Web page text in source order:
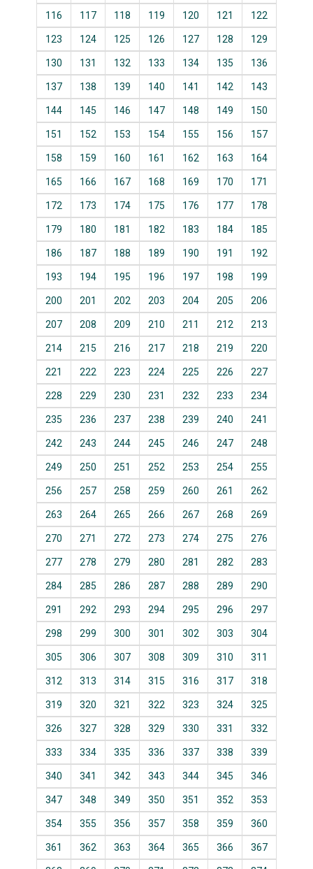
116 117 118 119 120 121 122
123 124 125 126 127 128 129
130 131 132 133 134 135 136
137 138 139 140 141 142 143
144 145 146 147 148 149 150
151 152 153 154 155 156 157
158 159 160 161 162 163 164
165 166 167 168 169 170 171
172 173 174 175 176 177 178
179 180 181 182 183 184 185
186 187 188 189 190 191 192
193 194 195 196 197 198 199
200 201 202 203 204 205 206
207 208 209 210 211 212 213
214 215 216 217 218 219 220
221 222 223 224 225 226 227
228 229 230 231 232 233 234
235 236 237 238 239 240 241
242 243 244 245 246 247 248
249 250 251 252 253 254 255
256 257 258 259 260 261 262
263 264 265 266 267 268 269
270 271 272 273 274 275 276
277 278 279 280 281 282 283
284 285 286 287 288 289 290
291 292 293 294 295 296 297
298 299 300 301 302 303 304
305 306 307 308 309 310 311
312 313 314 315 316 317 318
319 320 321 322 323 324 325
326 327 328 329 330 331 332
333 334 335 336 337 338 339
340 341 342 343 344 345 346
347 348 349 350 351 352 353
354 355 356 357 358 359 360
361 362 363 364 365 366 367